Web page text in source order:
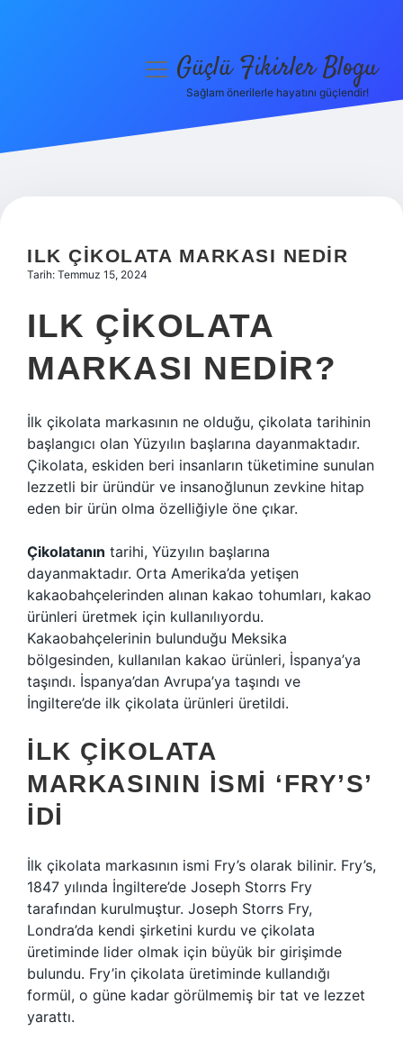
Hakkımızda
menüyüGüçlü Fikirler Blogu
Sağlam önerilerle hayatını güçlendir!
ILK ÇIKOLATA MARKASI NEDIR
Tarih: Temmuz 15, 2024
ILK ÇIKOLATA
MARKASI NEDIR?
İlk çikolata markasının ne olduğu, çikolata tarihinin
başlangıcı olan Yüzyılın başlarına dayanmaktadır.
Çikolata, eskiden beri insanların tüketimine sunulan
lezzetli bir üründür ve insanoğlunun zevkine hitap
eden bir ürün olma özelliğiyle öne çıkar.
Çikolatanın tarihi, Yüzyılın başlarına
dayanmaktadır. Orta Amerika’da yetişen
kakaobahçelerinden alınan kakao tohumları, kakao
ürünleri üretmek için kullanılıyordu.
Kakaobahçelerinin bulunduğu Meksika
bölgesinden, kullanılan kakao ürünleri, İspanya’ya
taşındı. İspanya’dan Avrupa’ya taşındı ve
İngiltere’de ilk çikolata ürünleri üretildi.
İLK ÇIKOLATA
MARKASININ İSMI ‘FRY’S’
IDI
İlk çikolata markasının ismi Fry’s olarak bilinir. Fry’s,
1847 yılında İngiltere’de Joseph Storrs Fry
tarafından kurulmuştur. Joseph Storrs Fry,
Londra’da kendi şirketini kurdu ve çikolata
üretiminde lider olmak için büyük bir girişimde
bulundu. Fry’in çikolata üretiminde kullandığı
formül, o güne kadar görülmemiş bir tat ve lezzet
yarattı.